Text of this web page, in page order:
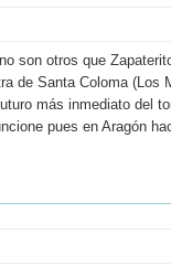
son otros que
de Santa Coloma (Los
más inmediato del
pues en Aragón